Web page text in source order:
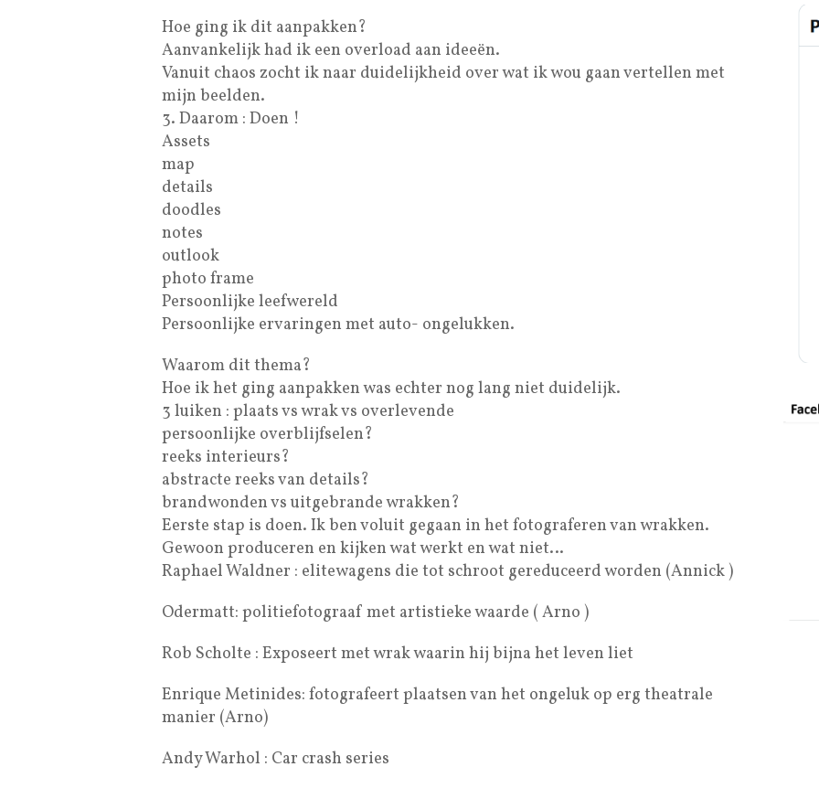
Hoe ging ik dit aanpakken?
Aanvankelijk had ik een overload aan ideeën.
Vanuit chaos zocht ik naar duidelijkheid over wat ik wou gaan vertellen met
mijn beelden.
3. Daarom : Doen !
Assets
map
details
doodles
notes
outlook
photo frame
Persoonlijke leefwereld
Persoonlijke ervaringen met auto- ongelukken.
Waarom dit thema?
Hoe ik het ging aanpakken was echter nog lang niet duidelijk.
3 luiken : plaats vs wrak vs overlevende
persoonlijke overblijfselen?
reeks interieurs?
abstracte reeks van details?
brandwonden vs uitgebrande wrakken?
Eerste stap is doen. Ik ben voluit gegaan in het fotograferen van wrakken.
Gewoon produceren en kijken wat werkt en wat niet…
Raphael Waldner : elitewagens die tot schroot gereduceerd worden (Annick )
Odermatt: politiefotograaf met artistieke waarde ( Arno )
Rob Scholte : Exposeert met wrak waarin hij bijna het leven liet
Enrique Metinides: fotografeert plaatsen van het ongeluk op erg theatrale
manier (Arno)
Andy Warhol : Car crash series